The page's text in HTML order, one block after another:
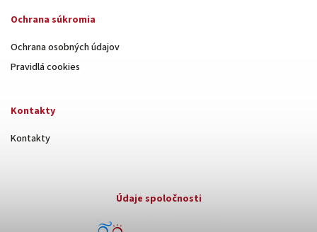
Ochrana súkromia
Ochrana osobných údajov
Pravidlá cookies
Kontakty
Kontakty
Údaje spoločnosti